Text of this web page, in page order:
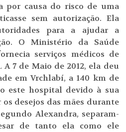
por causa do risco de uma
sem autorização. Ela
para a ajudar a
O Ministério da Saúde
serviços médicos de
7 de Maio de 2012, ela deu
em Vrchlabí, a 140 km de
este hospital devido à sua
desejos das mães durante
Alexandra, separam-
de tanto ela como ele